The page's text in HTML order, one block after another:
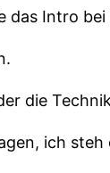
das Intro bei
die
ich steh